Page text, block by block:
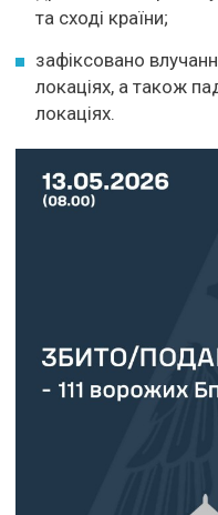
та сході країни;
зафіксовано
локаціях, а також
локаціях.